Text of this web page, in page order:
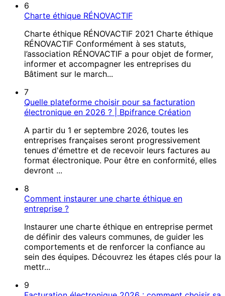
6
Charte éthique RÉNOVACTIF
Charte éthique RÉNOVACTIF 2021 Charte éthique
RÉNOVACTIF Conformément à ses statuts,
l’association RÉNOVACTIF a pour objet de former,
informer et accompagner les entreprises du
Bâtiment sur le march...
7
Quelle plateforme choisir pour sa facturation
électronique en 2026 ? | Bpifrance Création
A partir du 1 er septembre 2026, toutes les
entreprises françaises seront progressivement
tenues d'émettre et de recevoir leurs factures au
format électronique. Pour être en conformité, elles
devront ...
8
Comment instaurer une charte éthique en
entreprise ?
Instaurer une charte éthique en entreprise permet
de définir des valeurs communes, de guider les
comportements et de renforcer la confiance au
sein des équipes. Découvrez les étapes clés pour la
mettr...
9